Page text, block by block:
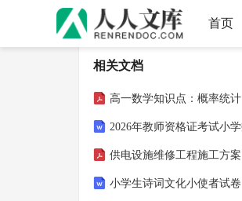
首页
相关文档
高一数学知识点：概率统计
供电设施维修工程施工方案
小学生诗词文化小使者试卷